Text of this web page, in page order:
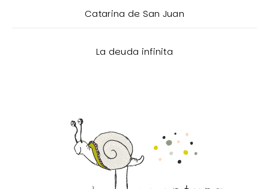
Catarina de San Juan
La deuda infinita